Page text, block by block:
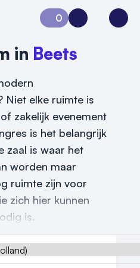
0
Aanvraag 0Inloggen
in Beets
Niet elke ruimte is
zakelijk evenement
is het belangrijk
zaal is waar het
worden maar
ruimte zijn voor
zich hier kunnen
is.